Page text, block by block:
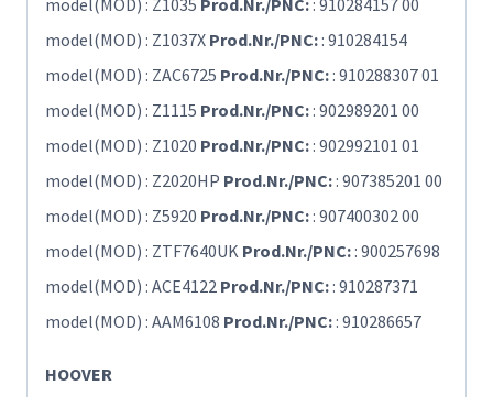
model(MOD) : Z1035 Prod.Nr./PNC:: 910284157 00
model(MOD) : Z1037X Prod.Nr./PNC:: 910284154
model(MOD) : ZAC6725 Prod.Nr./PNC:: 910288307 01
model(MOD) : Z1115 Prod.Nr./PNC:: 902989201 00
model(MOD) : Z1020 Prod.Nr./PNC:: 902992101 01
model(MOD) : Z2020HP Prod.Nr./PNC:: 907385201 00
model(MOD) : Z5920 Prod.Nr./PNC:: 907400302 00
model(MOD) : ZTF7640UK Prod.Nr./PNC:: 900257698
model(MOD) : ACE4122 Prod.Nr./PNC:: 910287371
model(MOD) : AAM6108 Prod.Nr./PNC:: 910286657
HOOVER